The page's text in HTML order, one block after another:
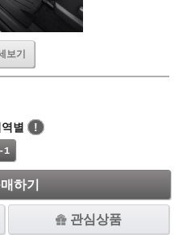
보기
별
!
-1
하기
관심상품